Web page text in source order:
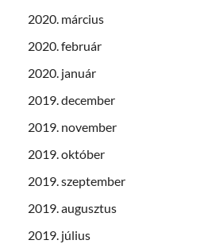
2020. március
2020. február
2020. január
2019. december
2019. november
2019. október
2019. szeptember
2019. augusztus
2019. július